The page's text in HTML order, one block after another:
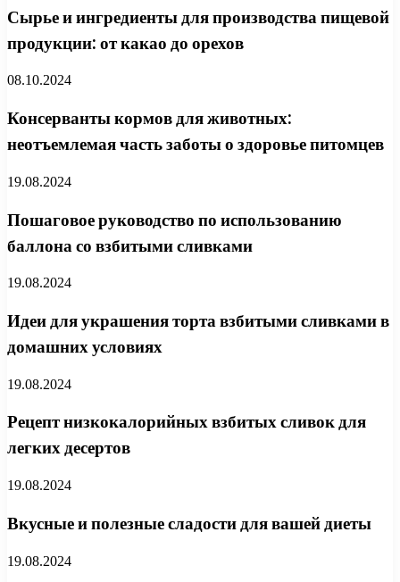
Сырье и ингредиенты для производства пищевой
продукции: от какао до орехов
08.10.2024
Консерванты кормов для животных:
неотъемлемая часть заботы о здоровье питомцев
19.08.2024
Пошаговое руководство по использованию
баллона со взбитыми сливками
19.08.2024
Идеи для украшения торта взбитыми сливками в
домашних условиях
19.08.2024
Рецепт низкокалорийных взбитых сливок для
легких десертов
19.08.2024
Вкусные и полезные сладости для вашей диеты
19.08.2024